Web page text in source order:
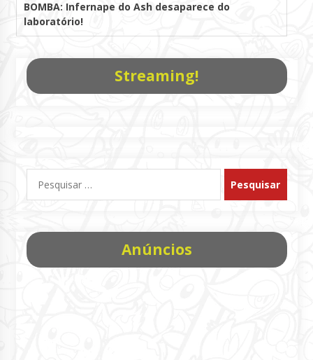
BOMBA: Infernape do Ash desaparece do
laboratório!
Streaming!
por:
Anúncios